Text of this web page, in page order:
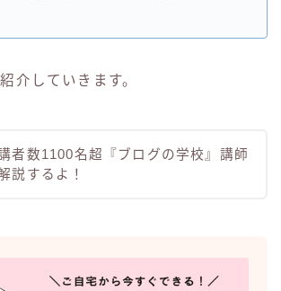
介していきます。
者数1100名超『ブログの学校』講師
説するよ！